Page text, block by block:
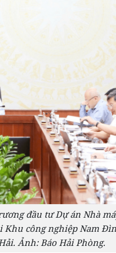
đầu tư Dự án Nhà
Khu công nghiệp Nam
Ảnh: Báo Hải Phòng.